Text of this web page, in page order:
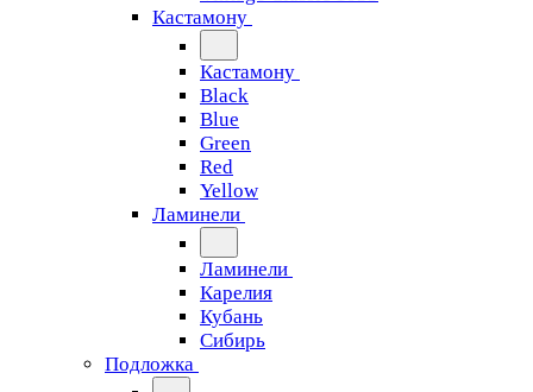
Кастамону
Кастамону
Black
Blue
Green
Red
Yellow
Ламинели
Ламинели
Карелия
Кубань
Сибирь
Подложка